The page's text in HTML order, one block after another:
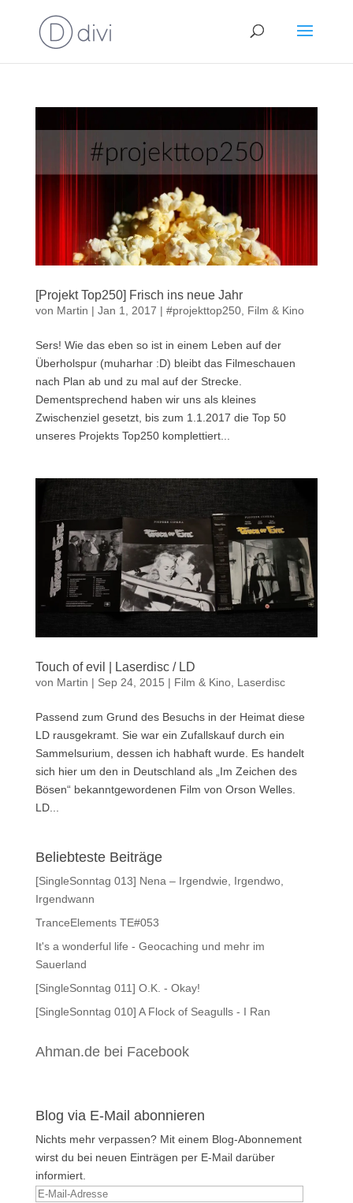
[Projekt Top250] Frisch ins neue Jahr
von Martin | Jan 1, 2017 | #projekttop250, Film & Kino
Sers! Wie das eben so ist in einem Leben auf der
Überholspur (muharhar :D) bleibt das Filmeschauen
nach Plan ab und zu mal auf der Strecke.
Dementsprechend haben wir uns als kleines
Zwischenziel gesetzt, bis zum 1.1.2017 die Top 50
unseres Projekts Top250 komplettiert...
Touch of evil | Laserdisc / LD
von Martin | Sep 24, 2015 | Film & Kino, Laserdisc
Passend zum Grund des Besuchs in der Heimat diese
LD rausgekramt. Sie war ein Zufallskauf durch ein
Sammelsurium, dessen ich habhaft wurde. Es handelt
sich hier um den in Deutschland als „Im Zeichen des
Bösen“ bekanntgewordenen Film von Orson Welles.
LD...
Beliebteste Beiträge
[SingleSonntag 013] Nena – Irgendwie, Irgendwo,
Irgendwann
TranceElements TE#053
It's a wonderful life - Geocaching und mehr im
Sauerland
[SingleSonntag 011] O.K. - Okay!
[SingleSonntag 010] A Flock of Seagulls - I Ran
Ahman.de bei Facebook
Blog via E-Mail abonnieren
Nichts mehr verpassen? Mit einem Blog-Abonnement
wirst du bei neuen Einträgen per E-Mail darüber
informiert.
E-